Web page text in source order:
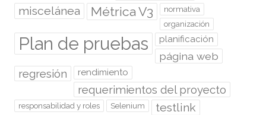
miscelánea Métrica V3
normativa
organización
Plan de pruebas planificación
página web
regresión rendimiento
requerimientos del proyecto
responsabilidad y roles Selenium testlink